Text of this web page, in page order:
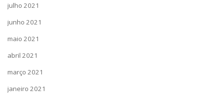
julho 2021
junho 2021
maio 2021
abril 2021
março 2021
janeiro 2021